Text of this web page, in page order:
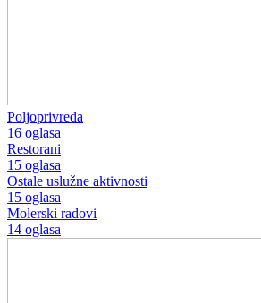
Poljoprivreda
16 oglasa
Restorani
15 oglasa
Ostale uslužne aktivnosti
15 oglasa
Molerski radovi
14 oglasa